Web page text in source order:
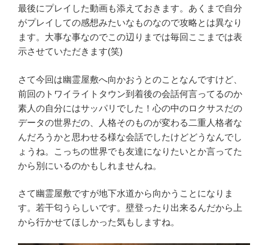
最後にプレイした動画も添えておきます。あくまで自分
がプレイしての感想みたいなものなので攻略とは異なり
ます。大事な事なのでこの辺りまでは毎回ここまでは表
示させていただきます(笑)
さて今回は幽霊屋敷へ向かおうとのことなんですけど、
前回のトワイライトタウン到着後の会話何言ってるのか
素人の自分にはサッパリでした！心の中のロクサスだの
データの世界だの、人格そのものが変わる二重人格者な
んだろうかと思わせる様な会話でしたけどどうなんでし
ょうね。こっちの世界でも友達になりたいとか言ってた
から別にいるのかもしれませんね。
さて幽霊屋敷ですが地下水道から向かうことになりま
す。若干匂うらしいです。壁登ったり出来るんだから上
から行かせてほしかった気もしますね。